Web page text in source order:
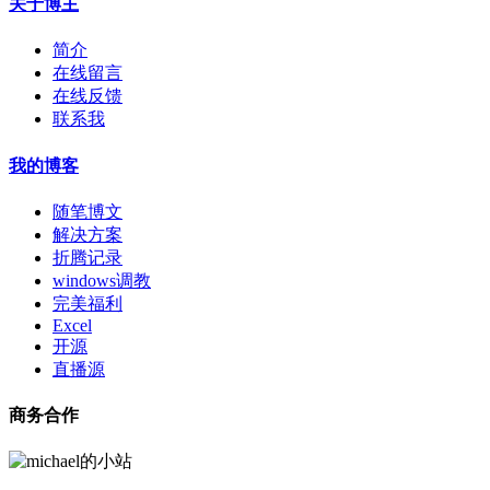
关于博主
简介
在线留言
在线反馈
联系我
我的博客
随笔博文
解决方案
折腾记录
windows调教
完美福利
Excel
开源
直播源
商务合作